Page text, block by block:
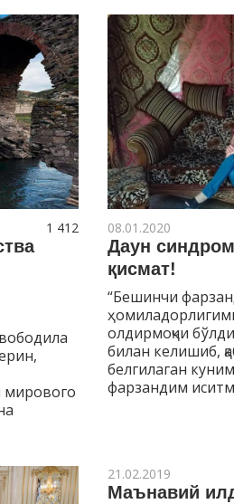
1 412
мирового
08.01.2020
Даун
қисмат!
“Бешинчи
олдирмоқчи
билан келишиб,
белгилаган
фарзандим
21.02.2019
Маънавий